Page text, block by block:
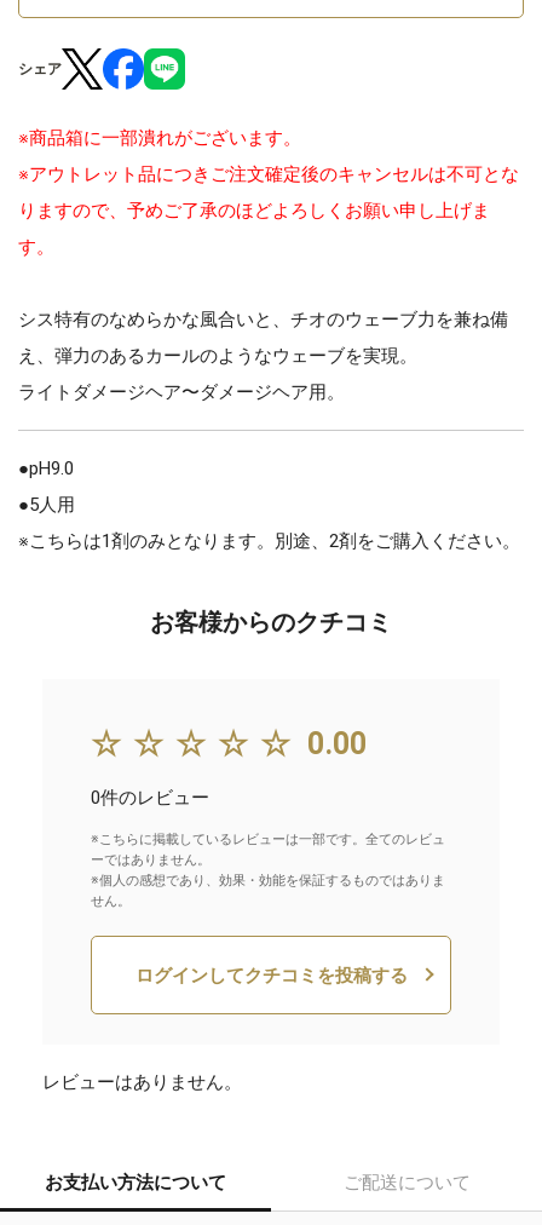
シェア
※商品箱に一部潰れがございます。
※アウトレット品につきご注文確定後のキャンセルは不可とな
りますので、予めご了承のほどよろしくお願い申し上げま
す。
シス特有のなめらかな風合いと、チオのウェーブ力を兼ね備
え、弾力のあるカールのようなウェーブを実現。
ライトダメージヘア〜ダメージヘア用。
●pH9.0
●5人用
※こちらは1剤のみとなります。別途、2剤をご購入ください。
お客様からのクチコミ
☆☆☆☆☆ 0.00
0件のレビュー
※こちらに掲載しているレビューは一部です。全てのレビュ
ーではありません。
※個人の感想であり、効果・効能を保証するものではありま
せん。
ログインしてクチコミを投稿する
レビューはありません。
お支払い方法について ご配送について